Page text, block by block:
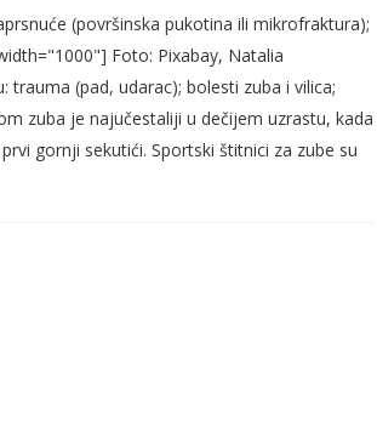
(površinska pukotina ili mikrofraktura);
Foto: Pixabay, Natalia
(pad, udarac); bolesti zuba i vilica;
zuba je najučestaliji u dečijem uzrastu, kada
gornji sekutići. Sportski štitnici za zube su